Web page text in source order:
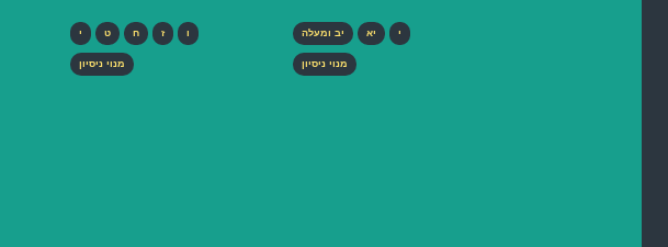
י יא יב ומעלה
מנוי ניסיון
ו ז ח ט י
מנוי ניסיון